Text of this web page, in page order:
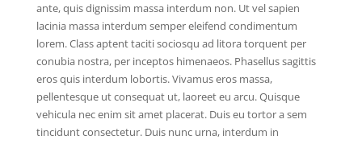
ante, quis dignissim massa interdum non. Ut vel sapien
lacinia massa interdum semper eleifend condimentum
lorem. Class aptent taciti sociosqu ad litora torquent per
conubia nostra, per inceptos himenaeos. Phasellus sagittis
eros quis interdum lobortis. Vivamus eros massa,
pellentesque ut consequat ut, laoreet eu arcu. Quisque
vehicula nec enim sit amet placerat. Duis eu tortor a sem
tincidunt consectetur. Duis nunc urna, interdum in